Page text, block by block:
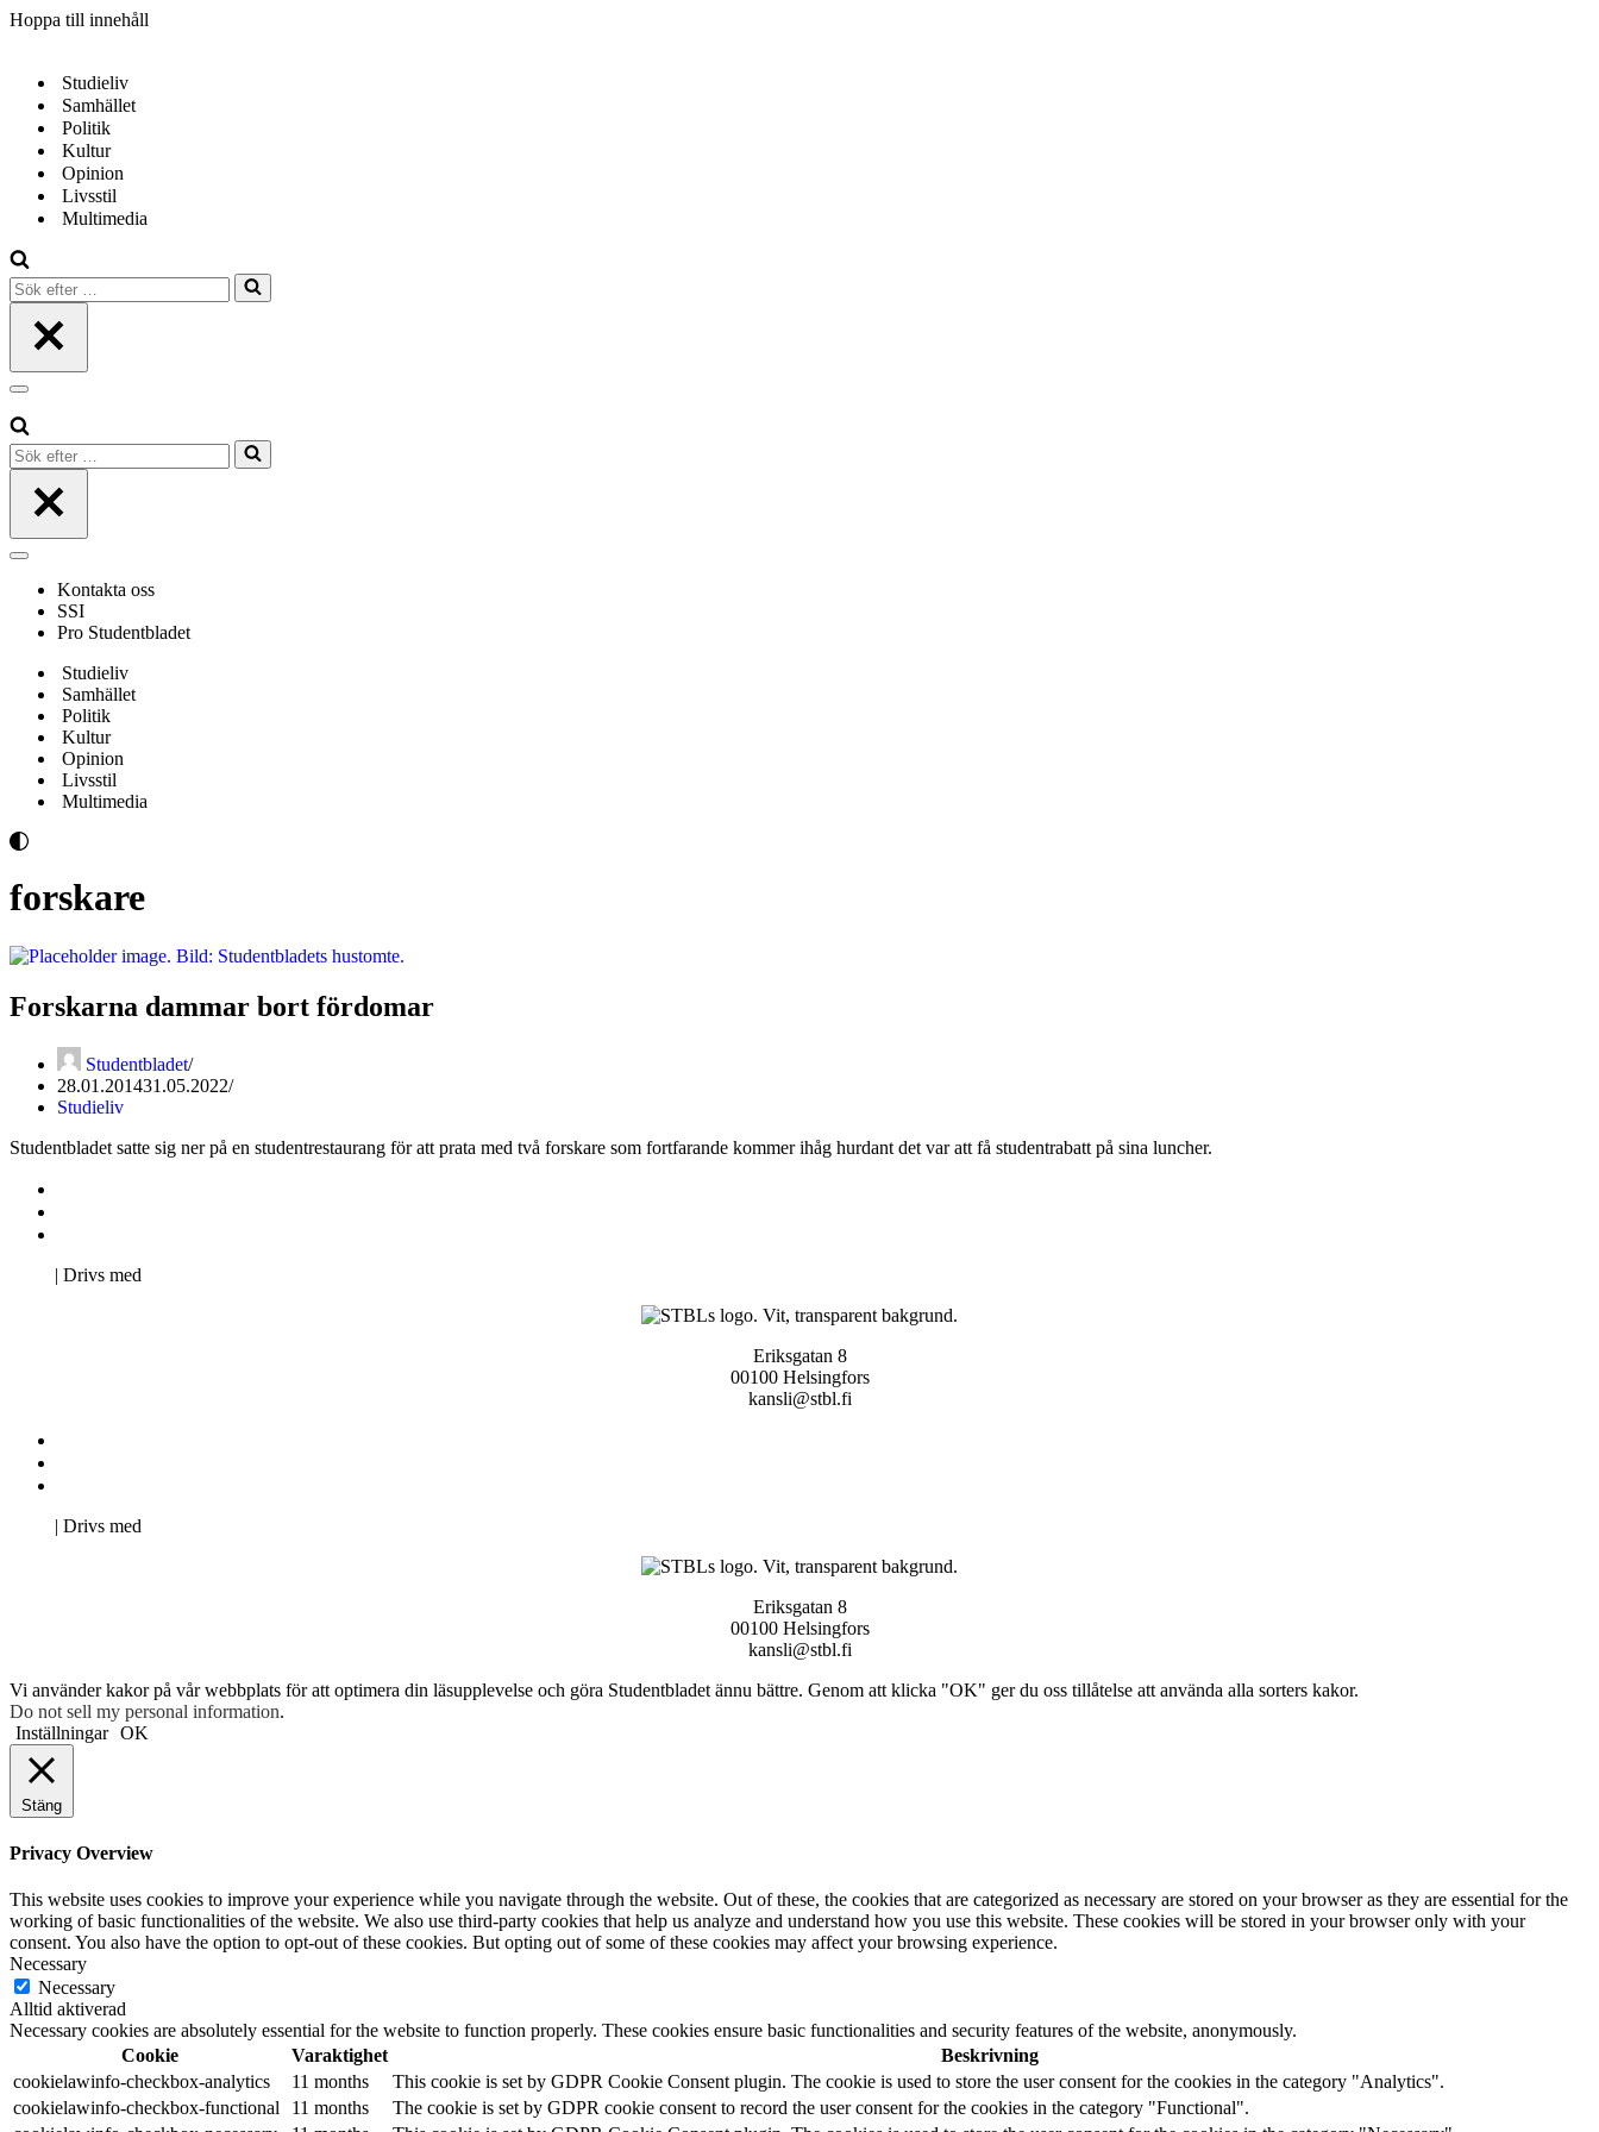
Hoppa till innehåll
Studieliv
Samhället
Politik
Kultur
Opinion
Livsstil
Multimedia
Sök
efter
Navigeringsmeny
Sök
efter
Navigeringsmeny
Kontakta oss
SSI
Pro Studentbladet
Studieliv
Samhället
Politik
Kultur
Opinion
Livsstil
Multimedia
forskare
Forskarna dammar bort fördomar
Studentbladet
28.01.201431.05.2022
Studieliv
Studentbladet satte sig ner på en studentrestaurang för att prata med två forskare som fortfarande kommer ihåg hurdant det var att få studentrabatt på sina luncher.
| Drivs med
Eriksgatan 8
00100 Helsingfors
kansli@stbl.fi
| Drivs med
Eriksgatan 8
00100 Helsingfors
kansli@stbl.fi
Vi använder kakor på vår webbplats för att optimera din läsupplevelse och göra Studentbladet ännu bättre. Genom att klicka "OK" ger du oss tillåtelse att använda alla sorters kakor.
Do not sell my personal information.
Inställningar OK
Stäng
Privacy Overview
This website uses cookies to improve your experience while you navigate through the website. Out of these, the cookies that are categorized as necessary are stored on your browser as they are essential for the
working of basic functionalities of the website. We also use third-party cookies that help us analyze and understand how you use this website. These cookies will be stored in your browser only with your
consent. You also have the option to opt-out of these cookies. But opting out of some of these cookies may affect your browsing experience.
Necessary
Necessary
Alltid aktiverad
Necessary cookies are absolutely essential for the website to function properly. These cookies ensure basic functionalities and security features of the website, anonymously.
Cookie
Varaktighet
Beskrivning
cookielawinfo-checkbox-analytics
11 months
This cookie is set by GDPR Cookie Consent plugin. The cookie is used to store the user consent for the cookies in the category "Analytics".
cookielawinfo-checkbox-functional
11 months
The cookie is set by GDPR cookie consent to record the user consent for the cookies in the category "Functional".